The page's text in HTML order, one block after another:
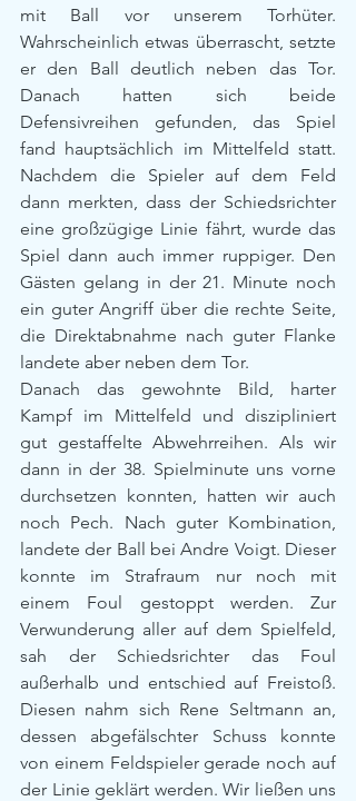
mit Ball vor unserem Torhüter.
Wahrscheinlich etwas überrascht, setzte
er den Ball deutlich neben das Tor.
Danach hatten sich beide
Defensivreihen gefunden, das Spiel
fand hauptsächlich im Mittelfeld statt.
Nachdem die Spieler auf dem Feld
dann merkten, dass der Schiedsrichter
eine großzügige Linie fährt, wurde das
Spiel dann auch immer ruppiger. Den
Gästen gelang in der 21. Minute noch
ein guter Angriff über die rechte Seite,
die Direktabnahme nach guter Flanke
landete aber neben dem Tor.
Danach das gewohnte Bild, harter
Kampf im Mittelfeld und diszipliniert
gut gestaffelte Abwehrreihen. Als wir
dann in der 38. Spielminute uns vorne
durchsetzen konnten, hatten wir auch
noch Pech. Nach guter Kombination,
landete der Ball bei Andre Voigt. Dieser
konnte im Strafraum nur noch mit
einem Foul gestoppt werden. Zur
Verwunderung aller auf dem Spielfeld,
sah der Schiedsrichter das Foul
außerhalb und entschied auf Freistoß.
Diesen nahm sich Rene Seltmann an,
dessen abgefälschter Schuss konnte
von einem Feldspieler gerade noch auf
der Linie geklärt werden. Wir ließen uns